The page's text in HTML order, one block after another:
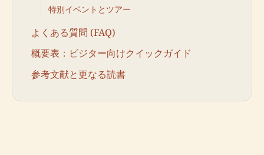
特別イベントとツアー
よくある質問 (FAQ)
概要表：ビジター向けクイックガイド
参考文献と更なる読書